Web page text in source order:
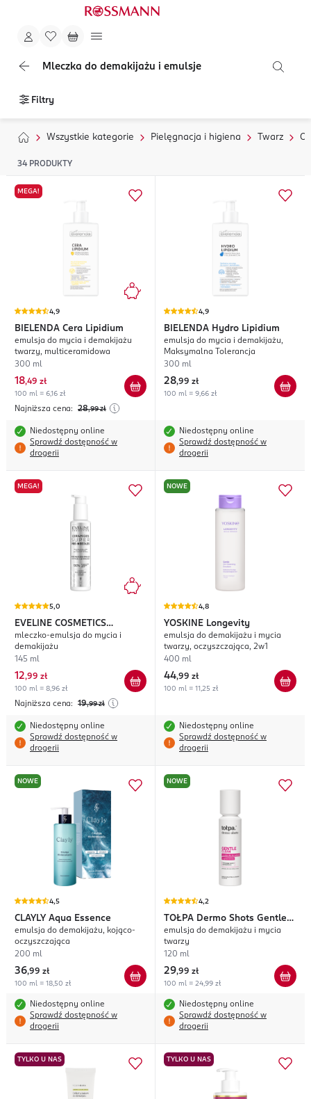
Mleczka do demakijażu i emulsje
Filtry
Wszystkie kategorie Pielęgnacja i higiena Twarz
34 PRODUKTY
MEGA!
4,9
BIELENDA Cera Lipidium
emulsja do mycia i demakijażu
twarzy, multiceramidowa
300 ml
18,49 zł
100 ml = 6,16 zł
Najniższa cena: 28,99 zł
Niedostępny online
Sprawdź dostępność w
drogerii
4,9
BIELENDA Hydro Lipidium
emulsja do mycia i demakijażu,
Maksymalna Tolerancja
300 ml
28,99 zł
100 ml = 9,66 zł
Niedostępny online
Sprawdź dostępność w
drogerii
MEGA!
5,0
EVELINE COSMETICS
Ceramides Super Pre-
Needles
mleczko-emulsja do mycia i
demakijażu
145 ml
12,99 zł
100 ml = 8,96 zł
Najniższa cena: 19,99 zł
Niedostępny online
Sprawdź dostępność w
drogerii
NOWE
4,8
YOSKINE Longevity
emulsja do demakijażu i mycia
twarzy, oczyszczająca, 2w1
400 ml
44,99 zł
100 ml = 11,25 zł
Niedostępny online
Sprawdź dostępność w
drogerii
NOWE
4,5
CLAYLY Aqua Essence
emulsja do demakijażu, kojąco-
oczyszczająca
200 ml
36,99 zł
100 ml = 18,50 zł
Niedostępny online
Sprawdź dostępność w
drogerii
NOWE
4,2
TOŁPA Dermo Shots Gentle
Clean
emulsja do demakijażu i mycia
twarzy
120 ml
29,99 zł
100 ml = 24,99 zł
Niedostępny online
Sprawdź dostępność w
drogerii
TYLKO U NAS TYLKO U NAS